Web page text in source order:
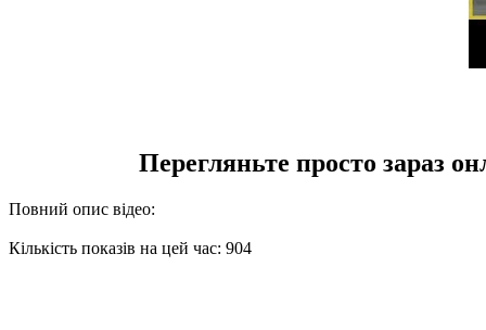
Перегляньте просто
Повний опис відео:
Кількість показів на цей час: 904